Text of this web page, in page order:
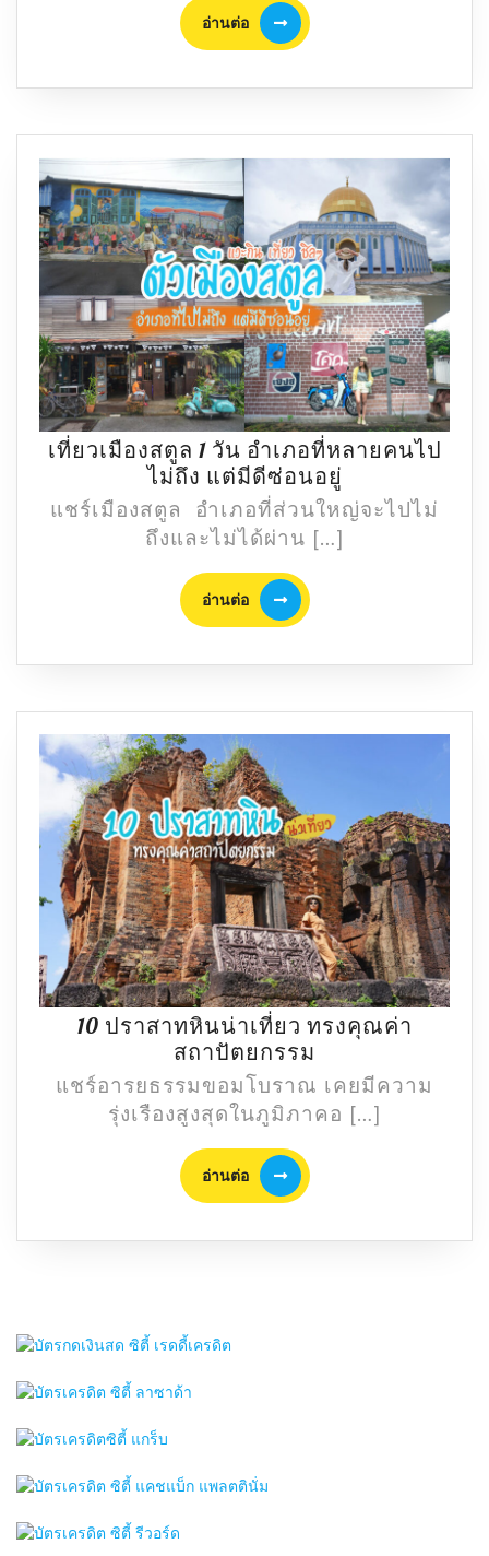
5
10
บาท
แพง
สุด
170
บาท
อ่านต่อ
อ่าน
ต่อ
เที่ยวเมืองสตูล 1 วัน อำเภอที่หลายคนไป
ไม่ถึง แต่มีดีซ่อนอยู่
เมือง
สตูล
1
หลาย
ไป
ไม่
ดี
ซ่อน
อยู่
แชร์เมืองสตูล อำเภอที่ส่วนใหญ่จะไปไม่
ถึงและไม่ได้ผ่าน […]
อ่านต่อ
อ่าน
ต่อ
10 ปราสาทหินน่าเที่ยว ทรงคุณค่า
สถาปัตยกรรม
ปราสาท
หิน
น่า
สถาปัตยกรรม
แชร์อารยธรรมขอมโบราณ เคยมีความ
รุ่งเรืองสูงสุดในภูมิภาคอ […]
อ่านต่อ
อ่าน
ต่อ